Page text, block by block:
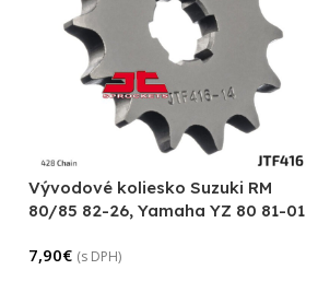
Vývodové koliesko Suzuki RM
80/85 82-26, Yamaha YZ 80 81-01
7,90€ (s DPH)